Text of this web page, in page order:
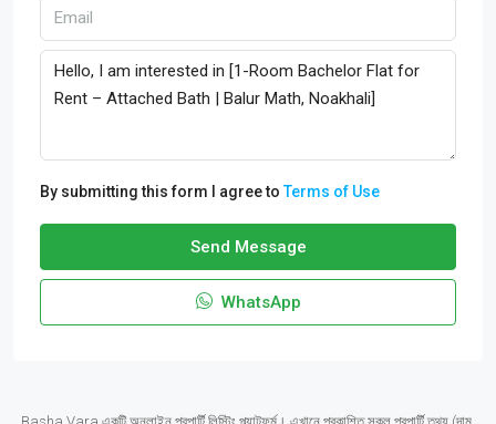
By submitting this form I agree toTerms of Use
Send Message
WhatsApp